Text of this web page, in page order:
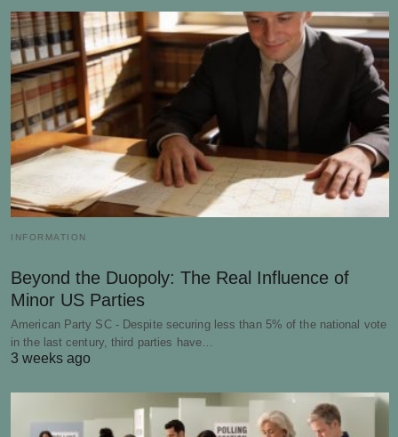
INFORMATION
Beyond the Duopoly: The Real Influence of
Minor US Parties
American Party SC - Despite securing less than 5% of the national vote
in the last century, third parties have…
3 weeks ago